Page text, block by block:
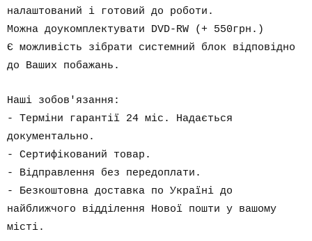
налаштований і готовий до роботи.
Можна доукомплектувати DVD-RW (+ 550грн.)
Є можливість зібрати системний блок відповідно
до Ваших побажань.
Наші зобов'язання:
- Терміни гарантії 24 міс. Надається
документально.
- Сертифікований товар.
- Відправлення без передоплати.
- Безкоштовна доставка по Україні до
найближчого відділення Нової пошти у вашому
місті.